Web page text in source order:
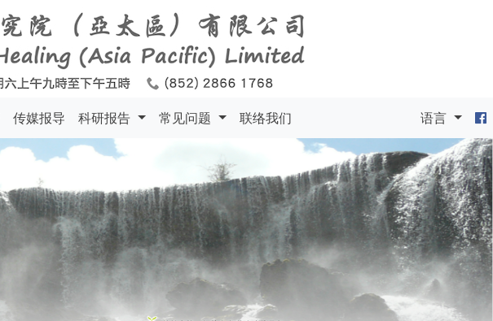
传媒报导 科研报告 常见问题 联络我们 语言